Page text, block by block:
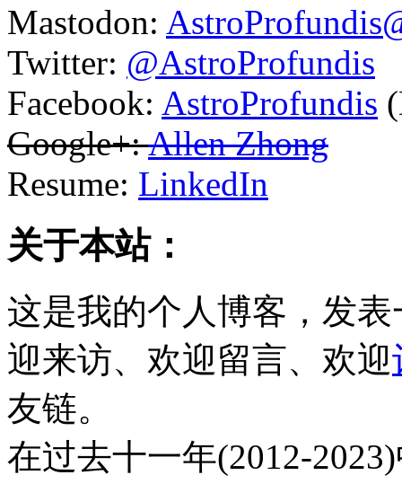
Mastodon:
Twitter: @AstroProfundis
Facebook: AstroProfundis
Google+:Allen Zhong
Resume: LinkedIn
关于本站：
这是我的个人博客，发
迎来访、欢迎留言、欢迎
友链。
在过去十一年(2012-